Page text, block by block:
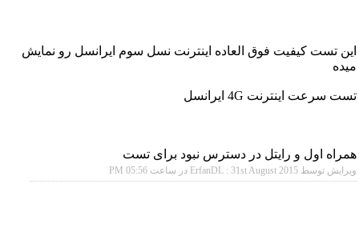
این تست کیفیت فوق العاده اینترنت نسل سوم ایرانسل رو نمایش
میده
تست سرعت اینترنت 4G ایرانسل
همراه اول و رایتل در دسترس نبود برای تست
ویرایش توسط ErfanDL : 31st August 2015 در ساعت 05:56 PM